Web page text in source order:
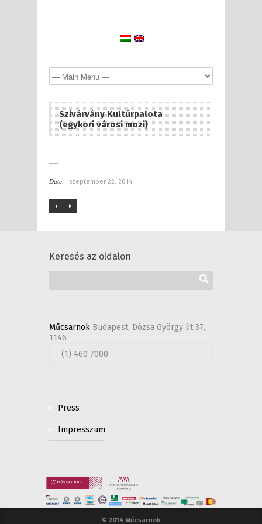
Szivárvány Kultúrpalota
(egykori városi mozi)
Date: szeptember 22, 2014
Keresés az oldalon
Műcsarnok Budapest, Dózsa György út 37,
1146
(1) 460 7000
Press
Impresszum
© 2014 Műcsarnok